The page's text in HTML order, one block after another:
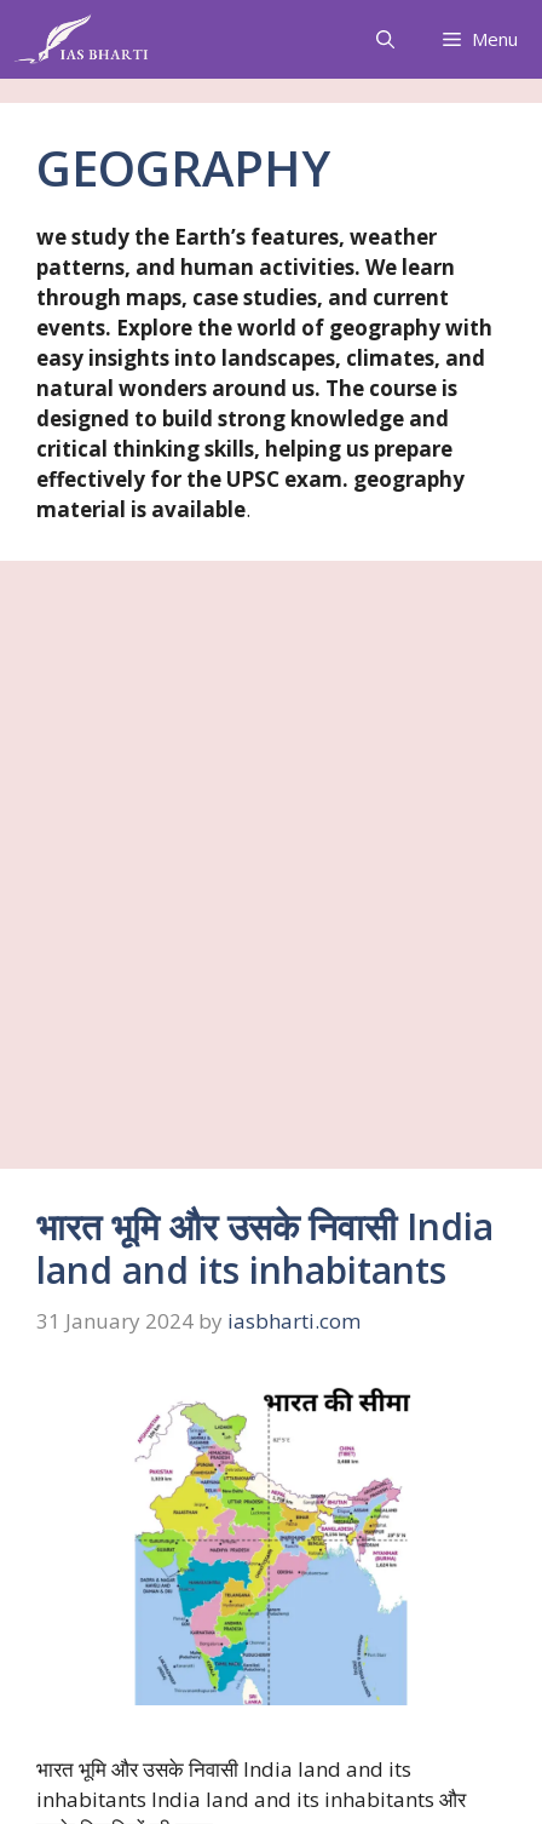
content
Menu
GEOGRAPHY
we study the Earth’s features, weather
patterns, and human activities. We learn
through maps, case studies, and current
events. Explore the world of geography with
easy insights into landscapes, climates, and
natural wonders around us. The course is
designed to build strong knowledge and
critical thinking skills, helping us prepare
effectively for the UPSC exam. geography
material is available.
भारत भूमि और उसके निवासी India
land and its inhabitants
31 January 2024 by iasbharti.com
भारत भूमि और उसके निवासी India land and its
inhabitants India land and its inhabitants और